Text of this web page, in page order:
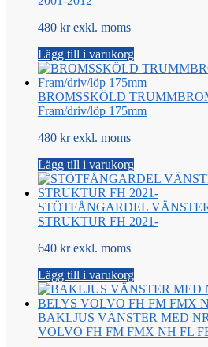
480 kr exkl. moms
Lägg till i varukorg
BROMSSKÖLD
Fram/driv/löp 175mm
480 kr exkl. moms
Lägg till i varukorg
STÖTFÅNGARDEL
STRUKTUR FH 2021-
640 kr exkl. moms
Lägg till i varukorg
BAKLJUS VÄNSTER MED
VOLVO FH FM FMX NH FL